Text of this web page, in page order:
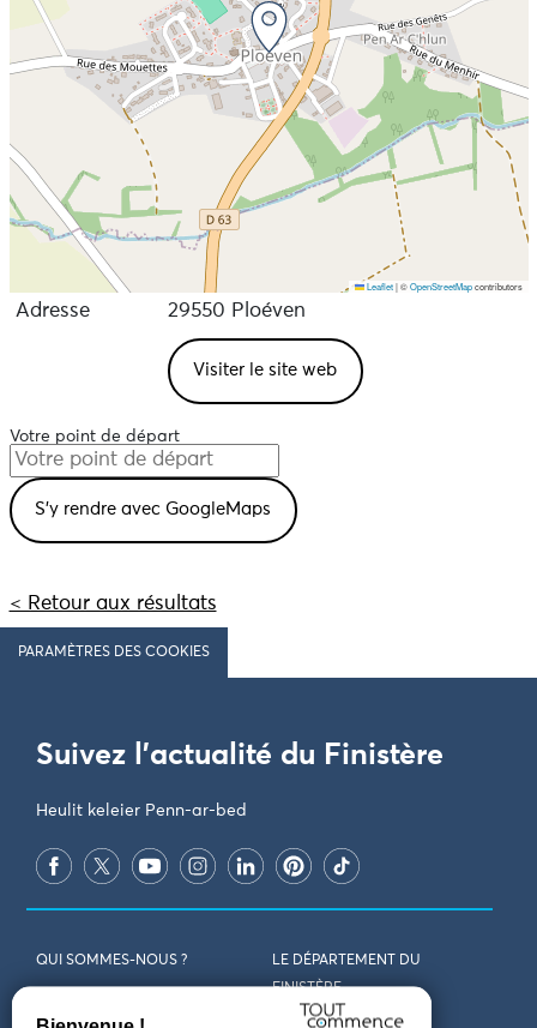
Leaflet |©OpenStreetMapcontributors
Adresse 29550 Ploéven
Visiter le site web
Votre point de départ
< Retour aux résultats
PARAMÈTRES DES COOKIES
Suivez l'actualité du Finistère
Heulit keleier Penn-ar-bed
QUI SOMMES-NOUS ?
LE DÉPARTEMENT DU
FINISTÈRE